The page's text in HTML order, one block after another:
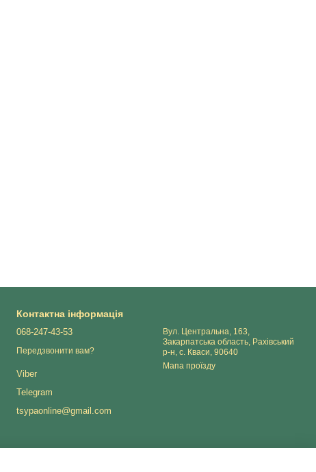
Контактна інформація
068-247-43-53
Передзвонити вам?
Viber
Telegram
tsypaonline@gmail.com
Вул. Центральна, 163,
Закарпатська область, Рахівський
р-н, с. Кваси, 90640
Мапа проїзду